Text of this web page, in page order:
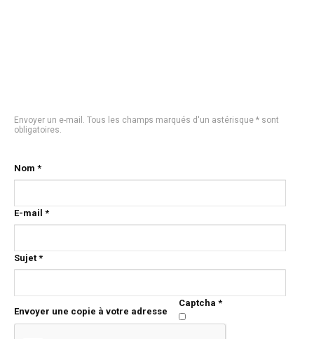
Envoyer un e-mail. Tous les champs marqués d'un astérisque * sont
obligatoires.
Nom *
E-mail *
Sujet *
Envoyer une copie à votre adresse
Captcha *